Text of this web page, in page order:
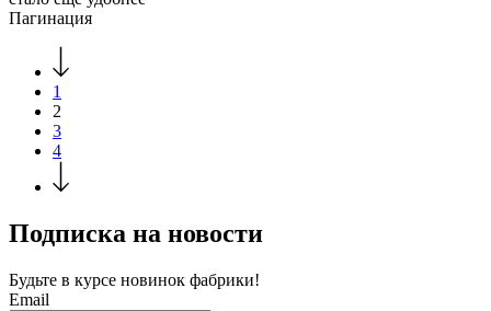
Пагинация
1
2
3
4
Подписка на новости
Будьте в курсе новинок фабрики!
Email